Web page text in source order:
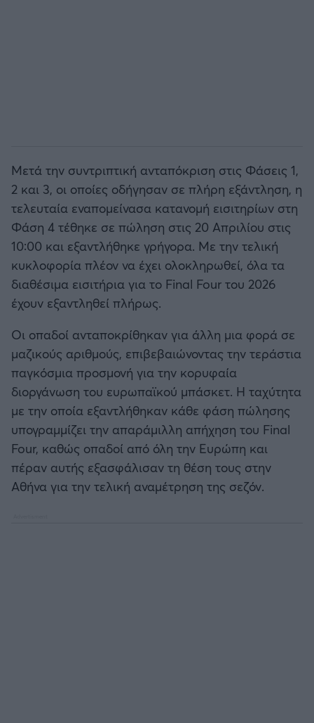
Μετά την συντριπτική ανταπόκριση στις Φάσεις 1,
2 και 3, οι οποίες οδήγησαν σε πλήρη εξάντληση, η
τελευταία εναπομείνασα κατανομή εισιτηρίων στη
Φάση 4 τέθηκε σε πώληση στις 20 Απριλίου στις
10:00 και εξαντλήθηκε γρήγορα. Με την τελική
κυκλοφορία πλέον να έχει ολοκληρωθεί, όλα τα
διαθέσιμα εισιτήρια για το Final Four του 2026
έχουν εξαντληθεί πλήρως.
Οι οπαδοί ανταποκρίθηκαν για άλλη μια φορά σε
μαζικούς αριθμούς, επιβεβαιώνοντας την τεράστια
παγκόσμια προσμονή για την κορυφαία
διοργάνωση του ευρωπαϊκού μπάσκετ. Η ταχύτητα
με την οποία εξαντλήθηκαν κάθε φάση πώλησης
υπογραμμίζει την απαράμιλλη απήχηση του Final
Four, καθώς οπαδοί από όλη την Ευρώπη και
πέραν αυτής εξασφάλισαν τη θέση τους στην
Αθήνα για την τελική αναμέτρηση της σεζόν.